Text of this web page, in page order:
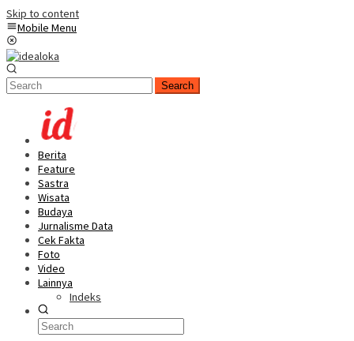
Skip to content
Mobile Menu
Search
Berita
Feature
Sastra
Wisata
Budaya
Jurnalisme Data
Cek Fakta
Foto
Video
Lainnya
Indeks